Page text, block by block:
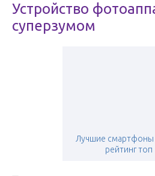
Устройство
суперзумом
Лучшие смартфоны
рейтинг топ